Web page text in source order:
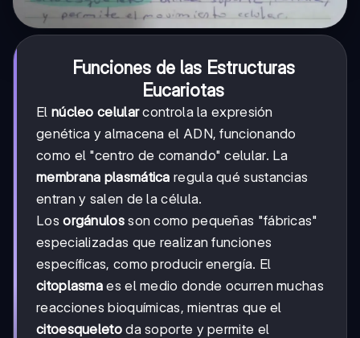
Funciones de las Estructuras
Eucariotas
El núcleo celularcontrola la expresión
genética y almacena el ADN, funcionando
como el "centro de comando" celular. La
membrana plasmática regula qué sustancias
entran y salen de la célula.
Losorgánulosson como pequeñas "fábricas"
especializadas que realizan funciones
específicas, como producir energía. El
citoplasma es el medio donde ocurren muchas
reacciones bioquímicas, mientras que el
citoesqueletoda soporte y permite el